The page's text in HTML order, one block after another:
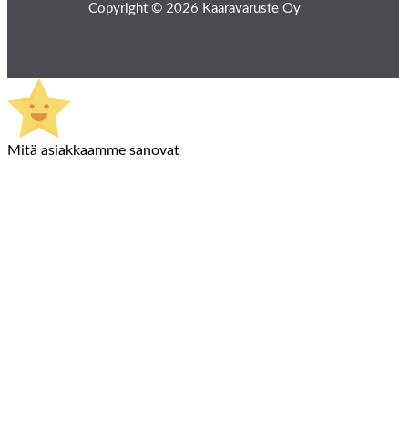
Copyright © 2026 Kaaravaruste Oy
Mitä asiakkaamme sanovat